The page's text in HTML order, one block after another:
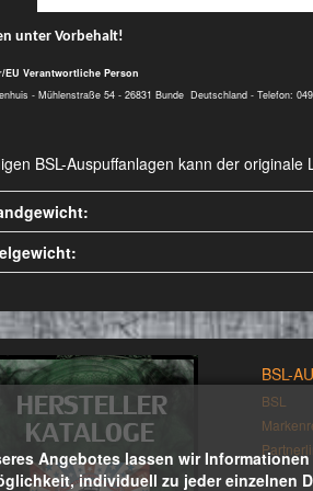
Angebotes lassen wir
individuell zu jeder einzelnen
unter Vorbehalt!
EU Verantwortliche Person
- Mühlenstraße 54 - 26831 Bunde Deutschland - Telefon:
BSL-Auspuffanlagen kann der
BSL-
BSL